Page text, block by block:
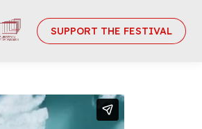
SUPPORT THE FESTIVAL